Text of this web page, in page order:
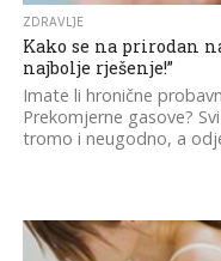
ZDRAVLJE
Kako se na prirodan
najbolje rješenje!”
Imate li hronične
Prekomjerne gasove?
tromo i neugodno, a